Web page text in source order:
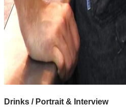
Drinks / Portrait & Interview